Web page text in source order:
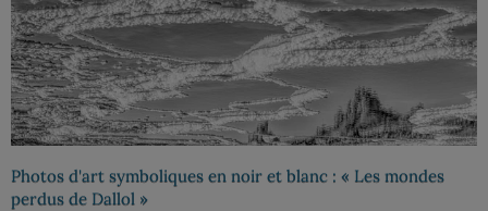
Photos d'art symboliques en noir et blanc : « Les mondes
perdus de Dallol »